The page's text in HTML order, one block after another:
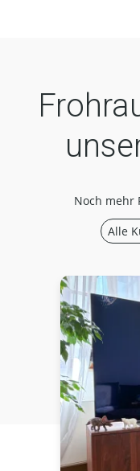
Noch mehr
Alle